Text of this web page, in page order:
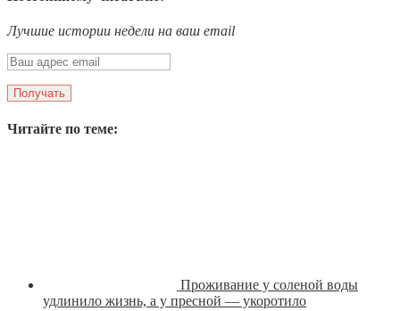
Лучшие истории недели на ваш email
Читайте по теме:
Проживание у соленой воды
удлинило жизнь, а у пресной — укоротило